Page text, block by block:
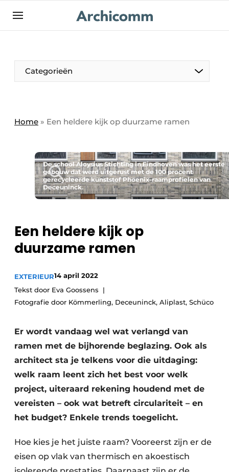
NL be-FR
Categorieën
Home » Een heldere kijk op duurzame ramen
De school Aloysius Stichting in Eindhoven was het eerste
gebouw dat werd uitgerust met de 100 procent
gerecycleerde kunststof Phoenix-raamprofielen van
Deceuninck.
Een heldere kijk op
duurzame ramen
EXTERIEUR14 april 2022
Tekst door Eva Goossens
Fotografie door Kömmerling, Deceuninck, Aliplast, Schüco
Er wordt vandaag wel wat verlangd van
ramen met de bijhorende beglazing. Ook als
architect sta je telkens voor die uitdaging:
welk raam leent zich het best voor welk
project, uiteraard rekening houdend met de
vereisten – ook wat betreft circulariteit – en
het budget? Enkele trends toegelicht.
Hoe kies je het juiste raam? Vooreerst zijn er de
eisen op vlak van thermisch en akoestisch